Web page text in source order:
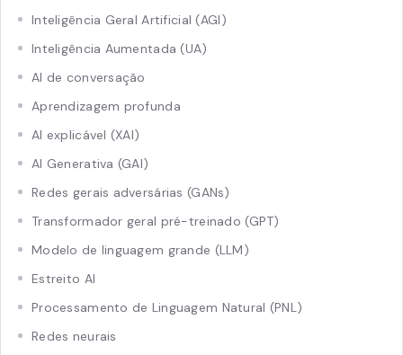
Inteligência Geral Artificial (AGI)
Inteligência Aumentada (UA)
AI de conversação
Aprendizagem profunda
AI explicável (XAI)
AI Generativa (GAI)
Redes gerais adversárias (GANs)
Transformador geral pré-treinado (GPT)
Modelo de linguagem grande (LLM)
Estreito AI
Processamento de Linguagem Natural (PNL)
Redes neurais